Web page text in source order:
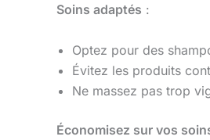
Soins adaptés :
Optez pour des
Évitez les produits
Ne massez pas trop
Économisez sur vos